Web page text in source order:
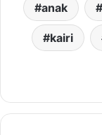
anak
kairi